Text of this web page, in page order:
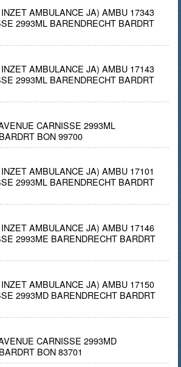
AMBULANCE JA) AMBU 17343
2993ML BARENDRECHT BARDRT
AMBULANCE JA) AMBU 17143
2993ML BARENDRECHT BARDRT
CARNISSE 2993ML
BON 99700
AMBULANCE JA) AMBU 17101
2993ML BARENDRECHT BARDRT
AMBULANCE JA) AMBU 17146
2993ME BARENDRECHT BARDRT
AMBULANCE JA) AMBU 17150
2993MD BARENDRECHT BARDRT
CARNISSE 2993MD
BON 83701